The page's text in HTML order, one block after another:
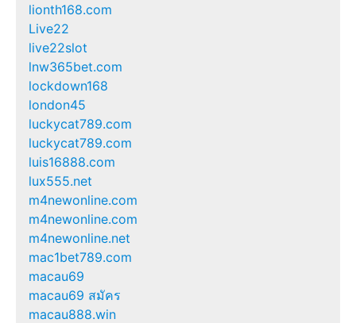
lionth168.com
Live22
live22slot
lnw365bet.com
lockdown168
london45
luckycat789.com
luckycat789.com
luis16888.com
lux555.net
m4newonline.com
m4newonline.com
m4newonline.net
mac1bet789.com
macau69
macau69 สมัคร
macau888.win